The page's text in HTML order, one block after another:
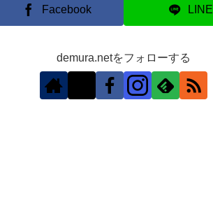
Facebook LINE
demura.netをフォローする